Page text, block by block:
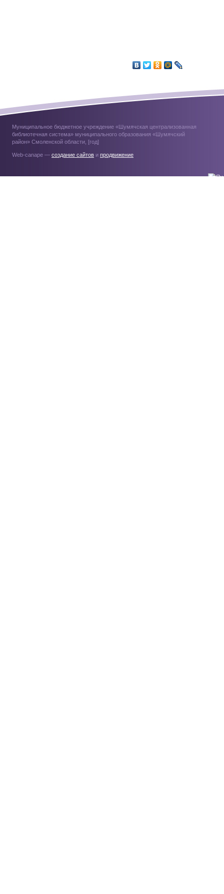
Муниципальное бюджетное учреждение «Шумячская централизованная
библиотечная система» муниципального образования «Шумячский
район» Смоленской области, [год]
Web-canape — создание сайтов и продвижение